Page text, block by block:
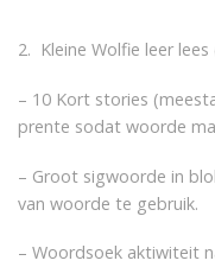
2. Kleine Wolfie leer lees
– 10 Kort stories
prente sodat woorde
– Groot sigwoorde in
van woorde te gebruik.
– Woordsoek aktiwiteit